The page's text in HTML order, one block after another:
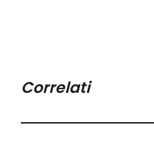
Correlati